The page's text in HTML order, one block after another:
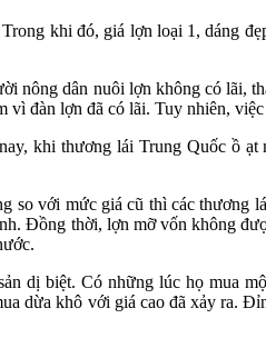
khi đó, giá lợn loại 1, dáng
nông dân nuôi lợn không có lãi,
đàn lợn đã có lãi. Tuy nhiên,
khi thương lái Trung Quốc ồ
so với mức giá cũ thì các
Đồng thời, lợn mỡ vốn không
dị biệt. Có những lúc họ mua
dừa khô với giá cao đã xảy ra.